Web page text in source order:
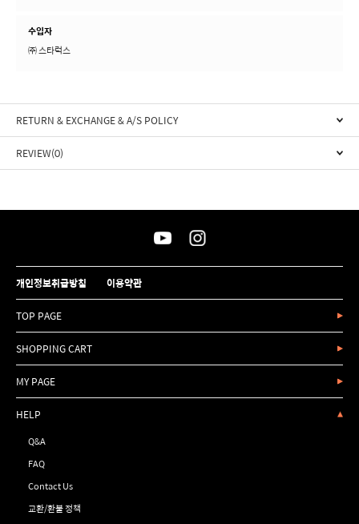
수입자
㈜ 스타럭스
RETURN & EXCHANGE & A/S POLICY
REVIEW(0)
개인정보취급방침 이용약관
TOP PAGE
SHOPPING CART
MY PAGE
HELP
Q&A
FAQ
Contact Us
교환/환불 정책